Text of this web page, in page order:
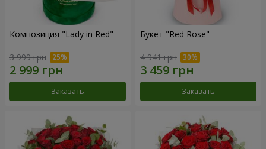
Композиция "Lady in Red"
3 999 грн
Заказать
Букет "Red Rose"
4 941 грн
Заказать